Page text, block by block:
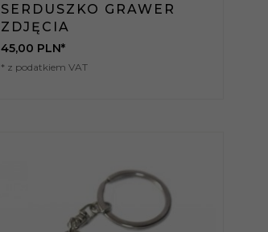
SERDUSZKO GRAWER
ZDJĘCIA
45,00 PLN*
* z podatkiem VAT